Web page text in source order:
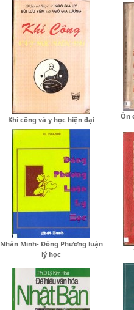
Khí công và y học hiện đại Ôn
Nhân Minh- Đông Phương luận
lý học